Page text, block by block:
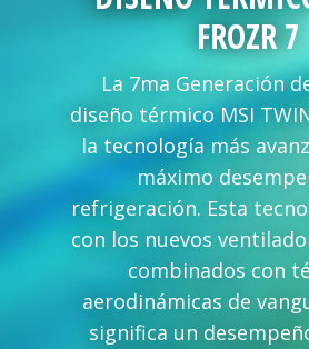
FROZR 7
La 7ma Generación
diseño térmico MSI
la tecnología más
máximo
refrigeración. Esta
con los nuevos
combinados con
aerodinámicas de
significa un